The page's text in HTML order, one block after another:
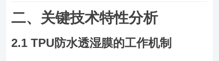
二、关键技术特性分析
2.1 TPU防水透湿膜的工作机制